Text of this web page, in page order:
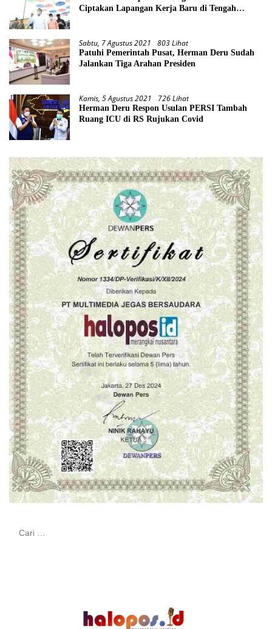
Ciptakan Lapangan Kerja Baru di Tengah
Sabtu, 7 Agustus 2021 803 Lihat
Patuhi Pemerintah Pusat, Herman Deru Sudah
Jalankan Tiga Arahan Presiden
Kamis, 5 Agustus 2021 726 Lihat
Herman Deru Respon Usulan PERSI Tambah
Ruang ICU di RS Rujukan Covid
Cari